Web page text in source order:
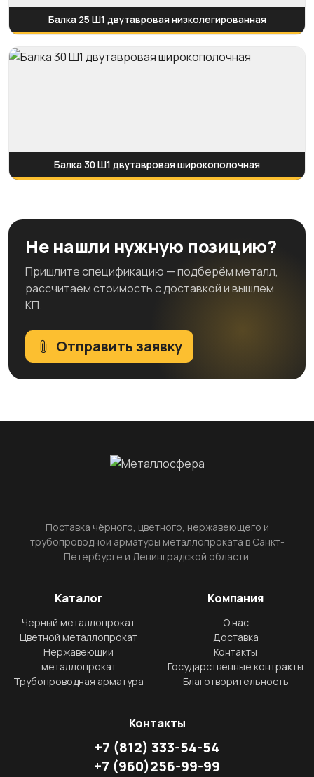
Балка 25 Ш1 двутавровая низколегированная
Балка 30 Ш1 двутавровая широкополочная
Не нашли нужную позицию?
Пришлите спецификацию — подберём металл,
рассчитаем стоимость с доставкой и вышлем
КП.
Отправить заявку
Поставка чёрного, цветного, нержавеющего и
трубопроводной арматуры металлопроката в Санкт-
Петербурге и Ленинградской области.
Каталог
Черный металлопрокат
Цветной металлопрокат
Нержавеющий
металлопрокат
Трубопроводная арматура
Компания
О нас
Доставка
Контакты
Государственные контракты
Благотворительность
Контакты
+7 (812) 333-54-54
+7 (960)256-99-99